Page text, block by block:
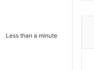
Less than a minute